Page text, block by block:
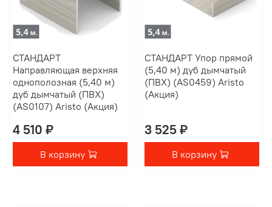
СТАНДАРТ
Направляющая верхняя
однополозная (5,40 м)
дуб дымчатый (ПВХ)
(AS0107) Aristo (Акция)
4 510 ₽
В корзину
СТАНДАРТ Упор прямой
(5,40 м) дуб дымчатый
(ПВХ) (AS0459) Aristo
(Акция)
3 525 ₽
В корзину